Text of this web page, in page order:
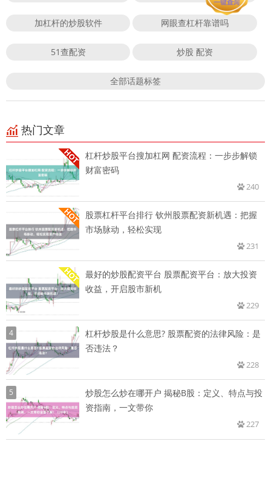
加杠杆的炒股软件 网眼查杠杆靠谱吗
51查配资 炒股 配资
全部话题标签
热门文章
杠杆炒股平台搜加杠网 配资流程：一步步解锁
财富密码
240
股票杠杆平台排行 钦州股票配资新机遇：把握
市场脉动，轻松实现
231
最好的炒股配资平台 股票配资平台：放大投资
收益，开启股市新机
229
4
杠杆炒股是什么意思? 股票配资的法律风险：是
否违法？
228
5
炒股怎么炒在哪开户 揭秘B股：定义、特点与投
资指南，一文带你
227